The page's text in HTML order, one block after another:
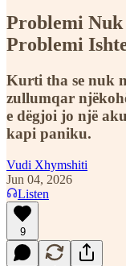
Problemi
Problemi
Kurti tha se nuk
zullumqar
e dëgjoi jo një
kapi paniku.
Vudi Xhymshiti
Jun 04, 2026
Listen
9